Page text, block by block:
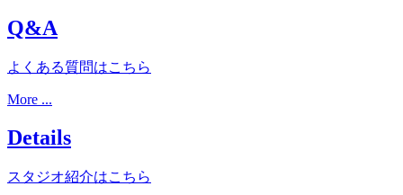
Q&A
よくある質問はこちら
More ...
Details
スタジオ紹介はこちら